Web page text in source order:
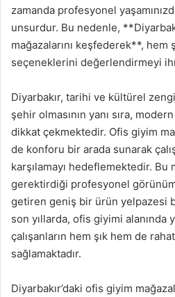
zamanda profesyonel
unsurdur. Bu nedenle,
mağazalarını keşfederek**, hem
seçeneklerini değerlendirmeyi
Diyarbakır, tarihi ve kültürel
şehir olmasının yanı sıra,
dikkat çekmektedir. Ofis giyim
de konforu bir arada sunarak
karşılamayı hedeflemektedir. Bu
gerektirdiği profesyonel
getiren geniş bir ürün yelpazesi
son yıllarda, ofis giyimi alanında
çalışanların hem şık hem de
sağlamaktadır.
Diyarbakır’daki ofis giyim